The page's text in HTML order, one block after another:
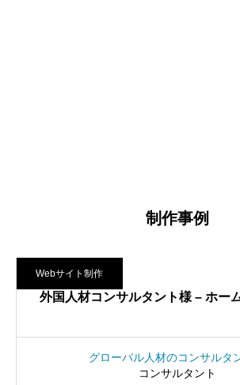
制作事例
Webサイト制作
外国人材コンサルタント様 – ホー
グローバル人材のコンサルタ
コンサルタント